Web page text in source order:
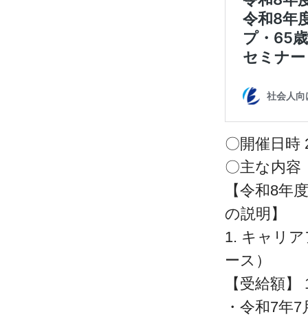
〇開催日時
〇主
【令和8年
の説明】
1. キャリ
ース）
【受給額
・令和7年